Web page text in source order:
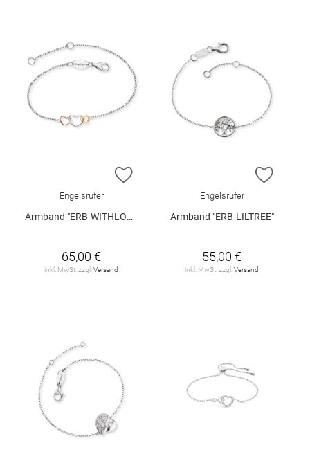
ZUR WUNSCHLISTE HINZUFÜGEN
Engelsrufer
Armband "ERB-WITHLOVE-03"
65,00 €
inkl. MwSt. zzgl.Versand
ZUR
Engelsrufer
Armband "ERB-LILTREE"
55,00 €
inkl. MwSt. zzgl.Versand